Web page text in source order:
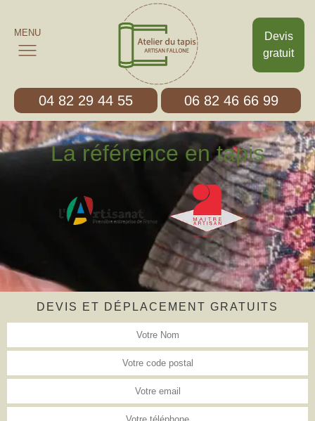
Devis
gratuit
MENU
04 82 29 44 55 06 82 46 66 99
La référence en tapis
DEVIS ET DÉPLACEMENT GRATUITS